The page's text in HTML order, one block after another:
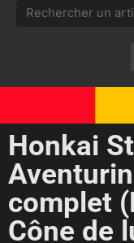
Honkai
complet
Cône de